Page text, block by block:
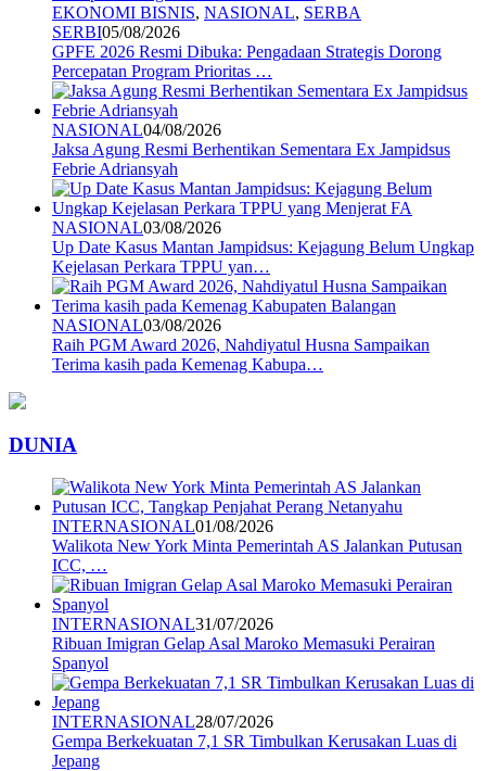
EKONOMI BISNIS, NASIONAL, SERBA
SERBI05/08/2026
GPFE 2026 Resmi Dibuka: Pengadaan Strategis Dorong
Percepatan Program Prioritas …
NASIONAL04/08/2026
Jaksa Agung Resmi Berhentikan Sementara Ex Jampidsus
Febrie Adriansyah
NASIONAL03/08/2026
Up Date Kasus Mantan Jampidsus: Kejagung Belum Ungkap
Kejelasan Perkara TPPU yan…
NASIONAL03/08/2026
Raih PGM Award 2026, Nahdiyatul Husna Sampaikan
Terima kasih pada Kemenag Kabupa…
DUNIA
INTERNASIONAL01/08/2026
Walikota New York Minta Pemerintah AS Jalankan Putusan
ICC, …
INTERNASIONAL31/07/2026
Ribuan Imigran Gelap Asal Maroko Memasuki Perairan
Spanyol
INTERNASIONAL28/07/2026
Gempa Berkekuatan 7,1 SR Timbulkan Kerusakan Luas di
Jepang